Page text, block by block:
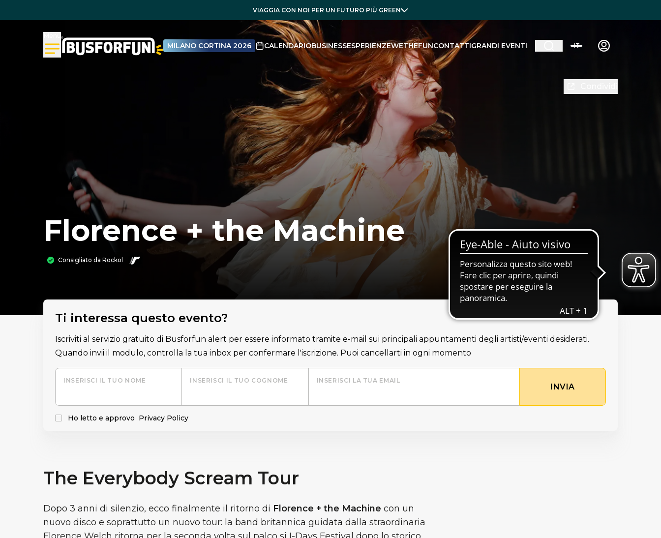
VIAGGIA CON NOI PER UN FUTURO PIÙ GREEN
MILANO CORTINA 2026 CALENDARIOBUSINESSESPERIENZEWETHEFUNCONTATTIGRANDI EVENTI IT
Florence + the Machine
Consigliato da Rockol
Ti interessa questo evento?
Iscriviti al servizio gratuito di Busforfun alert per essere informato tramite e-mail sui principali appuntamenti degli artisti/eventi desiderati.
Quando invii il modulo, controlla la tua inbox per confermare l'iscrizione. Puoi cancellarti in ogni momento
INSERISCI IL TUO NOME INSERISCI IL TUO COGNOME INSERISCI LA TUA EMAIL
INVIA
Ho letto e approvo Privacy Policy
The Everybody Scream Tour
Dopo 3 anni di silenzio, ecco finalmente il ritorno di Florence + the Machine con un
nuovo disco e soprattutto un nuovo tour: la band britannica guidata dalla straordinaria